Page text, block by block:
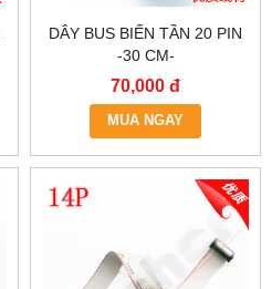
DÂY BUS BIẾN TẦN 20 PIN
-30 CM-
70,000 đ
MUA NGAY